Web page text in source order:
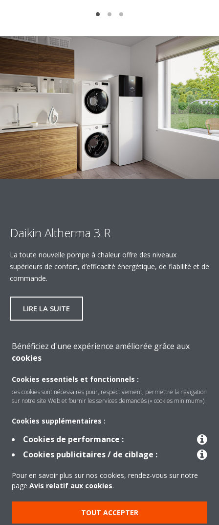
Daikin Altherma 3 R
La toute nouvelle pompe à chaleur offre des niveaux
supérieurs de confort, d’efficacité énergétique, de fiabilité et de
commande.
LIRE LA SUITE
DÉCOUVREZ TOUS NOS PRODUITS
Besoin d'aide?
CONTACTEZ-NOUS
Bénéficiez d'une expérience améliorée grâce aux
cookies
Cookies essentiels et fonctionnels :
ces cookies sont nécessaires pour, respectivement, permettre la navigation
sur notre site Web et fournir les services demandés (« cookies minimum»).
Cookies supplémentaires :
Cookies de performance :
Cookies publicitaires / de ciblage :
Pour en savoir plus sur nos cookies, rendez-vous sur notre
page Avis relatif aux cookies.
TOUT ACCEPTER